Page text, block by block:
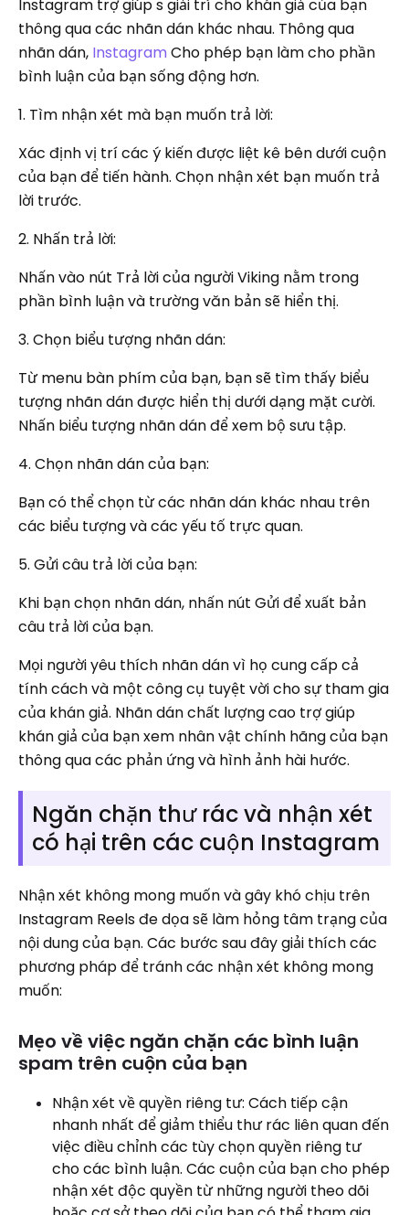
Instagram trợ giúp s giải trí cho khán giả của bạn
thông qua các nhãn dán khác nhau. Thông qua
nhãn dán, Instagram Cho phép bạn làm cho phần
bình luận của bạn sống động hơn.
1. Tìm nhận xét mà bạn muốn trả lời:
Xác định vị trí các ý kiến ​​được liệt kê bên dưới cuộn
của bạn để tiến hành. Chọn nhận xét bạn muốn trả
lời trước.
2. Nhấn trả lời:
Nhấn vào nút Trả lời của người Viking nằm trong
phần bình luận và trường văn bản sẽ hiển thị.
3. Chọn biểu tượng nhãn dán:
Từ menu bàn phím của bạn, bạn sẽ tìm thấy biểu
tượng nhãn dán được hiển thị dưới dạng mặt cười.
Nhấn biểu tượng nhãn dán để xem bộ sưu tập.
4. Chọn nhãn dán của bạn:
Bạn có thể chọn từ các nhãn dán khác nhau trên
các biểu tượng và các yếu tố trực quan.
5. Gửi câu trả lời của bạn:
Khi bạn chọn nhãn dán, nhấn nút Gửi để xuất bản
câu trả lời của bạn.
Mọi người yêu thích nhãn dán vì họ cung cấp cả
tính cách và một công cụ tuyệt vời cho sự tham gia
của khán giả. Nhãn dán chất lượng cao trợ giúp
khán giả của bạn xem nhân vật chính hãng của bạn
thông qua các phản ứng và hình ảnh hài hước.
Ngăn chặn thư rác và nhận xét
có hại trên các cuộn Instagram
Nhận xét không mong muốn và gây khó chịu trên
Instagram Reels đe dọa sẽ làm hỏng tâm trạng của
nội dung của bạn. Các bước sau đây giải thích các
phương pháp để tránh các nhận xét không mong
muốn:
Mẹo về việc ngăn chặn các bình luận
spam trên cuộn của bạn
Nhận xét về quyền riêng tư: Cách tiếp cận
nhanh nhất để giảm thiểu thư rác liên quan đến
việc điều chỉnh các tùy chọn quyền riêng tư
cho các bình luận. Các cuộn của bạn cho phép
nhận xét độc quyền từ những người theo dõi